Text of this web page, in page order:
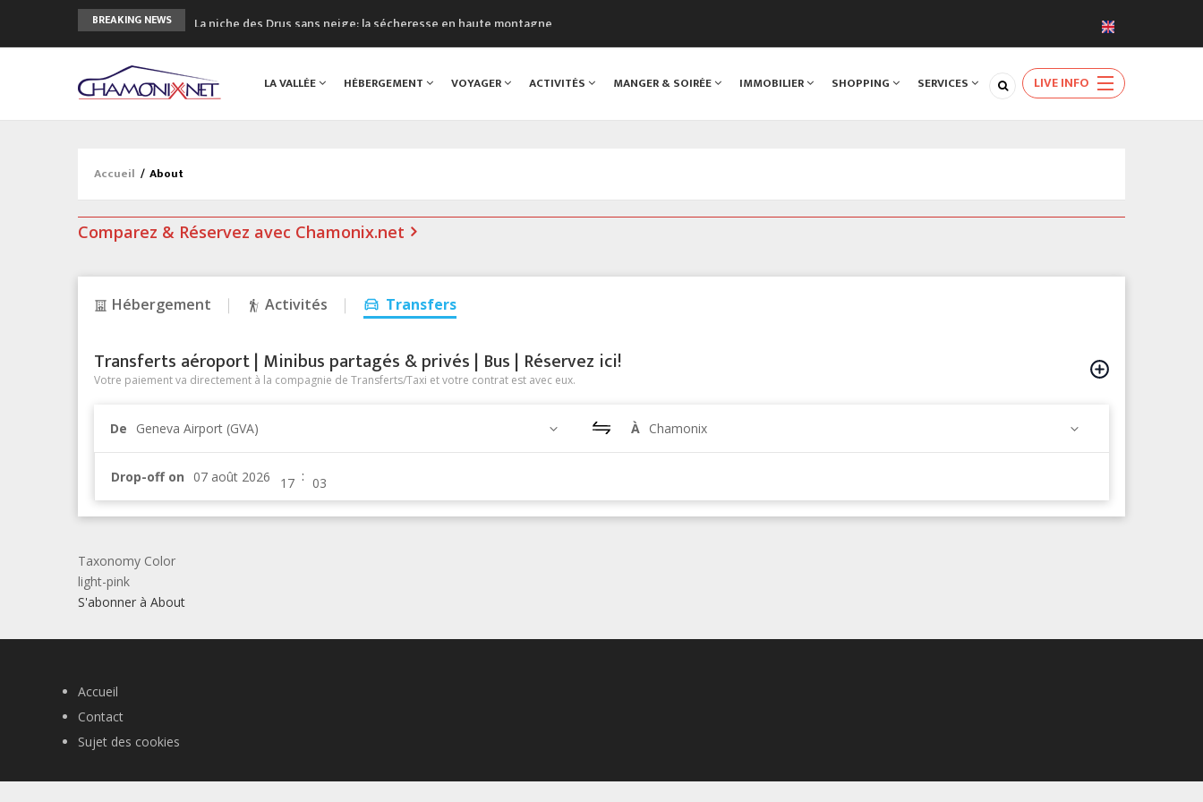
BREAKING NEWS
La niche des Drus sans neige: la sécheresse en haute montagne
Craft ouvre un nouveau magasin de course à pied à Chamonix
3eme Chamonix Vallée Classics Festival
LA VALLÉE HÉBERGEMENT VOYAGER ACTIVITÉS MANGER & SOIRÉE IMMOBILIER SHOPPING SERVICES LIVE INFO
Accueil / About
Comparez & Réservez avec Chamonix.net
Hébergement Activités Transfers
Transferts aéroport | Minibus partagés & privés | Bus | Réservez ici!
Votre paiement va directement à la compagnie de Transferts/Taxi et votre contrat est avec eux.
De Geneva Airport (GVA) À Chamonix
Drop-off on :
Taxonomy Color
light-pink
S'abonner à About
Accueil
Contact
Sujet des cookies